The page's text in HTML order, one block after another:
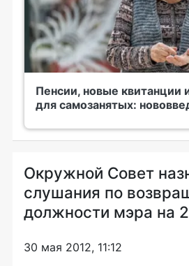
Пенсии, новые квитанции
для самозанятых:
Окружной Совет
слушания по
должности мэра на
30 мая 2012, 11:12